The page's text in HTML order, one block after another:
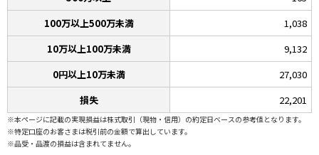
100万以上500万未満
1,038
10万以上100万未満
9,132
0円以上10万未満
27,030
損失
22,201
※本ページに記載の実現損益は株式取引（現物・信用）の約定日ベースの参考値となります。
※特定口座のお客さまは税引前の金額で算出しています。
※品受・品渡の損益は含まれてません。